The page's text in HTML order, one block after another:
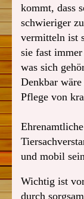
kommt, dass
schwieriger
vermitteln ist
sie fast
was sich
Denkbar
Pflege von
und mobil
Wichtig ist
durch